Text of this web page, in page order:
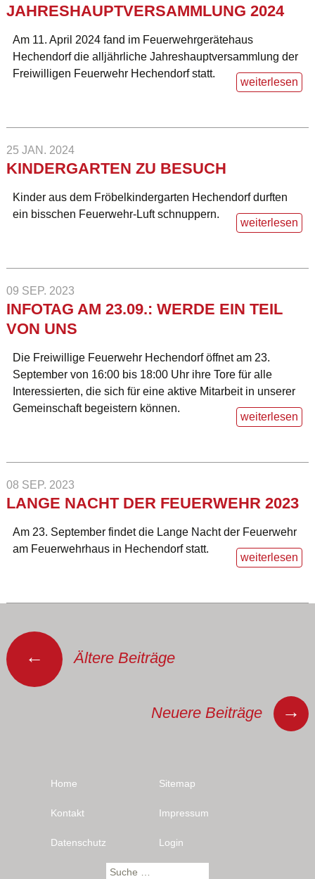
JAHRESHAUPTVERSAMMLUNG 2024
Am 11. April 2024 fand im Feuerwehrgerätehaus
Hechendorf die alljährliche Jahreshauptversammlung der
Freiwilligen Feuerwehr Hechendorf statt.
weiterlesen
25 JAN. 2024
KINDERGARTEN ZU BESUCH
Kinder aus dem Fröbelkindergarten Hechendorf durften
ein bisschen Feuerwehr-Luft schnuppern.
weiterlesen
09 SEP. 2023
INFOTAG AM 23.09.: WERDE EIN TEIL
VON UNS
Die Freiwillige Feuerwehr Hechendorf öffnet am 23.
September von 16:00 bis 18:00 Uhr ihre Tore für alle
Interessierten, die sich für eine aktive Mitarbeit in unserer
Gemeinschaft begeistern können.
weiterlesen
08 SEP. 2023
LANGE NACHT DER FEUERWEHR 2023
Am 23. September findet die Lange Nacht der Feuerwehr
am Feuerwehrhaus in Hechendorf statt.
weiterlesen
Beitragsnavigation
← Ältere Beiträge
Neuere Beiträge →
Home Sitemap
Kontakt Impressum
Datenschutz Login
Suche